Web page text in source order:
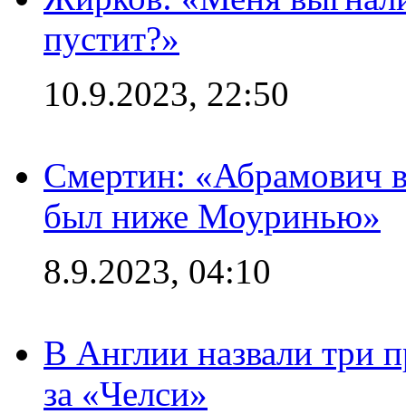
пустит?»
10.9.2023, 22:50
Смертин: «Абрамович в
был ниже Моуринью»
8.9.2023, 04:10
В Англии назвали три
за «Челси»